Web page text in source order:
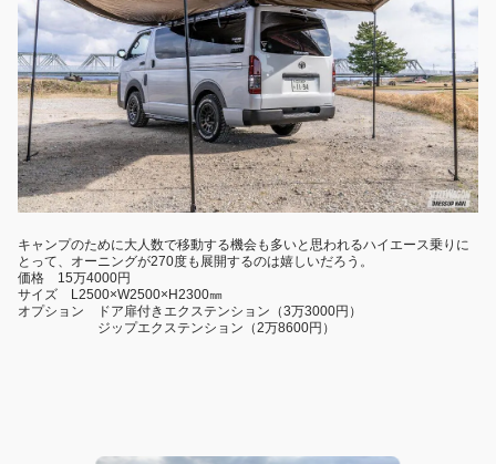
キャンプのために大人数で移動する機会も多いと思われるハイエース乗りに
とって、オーニングが270度も展開するのは嬉しいだろう。
価格 15万4000円
サイズ L2500×W2500×H2300㎜
オプション ドア扉付きエクステンション（3万3000円）
ジップエクステンション（2万8600円）